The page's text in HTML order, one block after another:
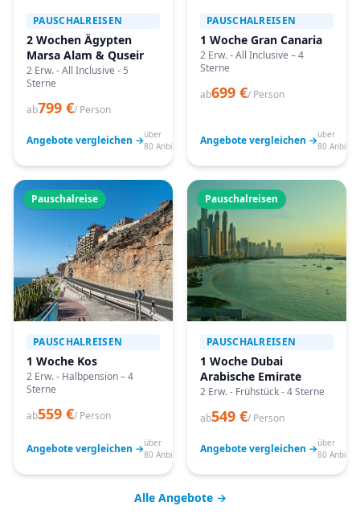
PAUSCHALREISEN
2 Wochen Ägypten
Marsa Alam & Quseir
2 Erw. - All Inclusive - 5
Sterne
ab799 €/ Person
Angebote vergleichen →über
80 Anbieter
PAUSCHALREISEN
1 Woche Gran Canaria
2 Erw. - All Inclusive – 4
Sterne
ab699 €/ Person
Angebote vergleichen →über
80
Pauschalreise
PAUSCHALREISEN
1 Woche Kos
2 Erw. - Halbpension – 4
Sterne
ab559 €/ Person
Angebote vergleichen →über
80 Anbieter
Pauschalreisen
PAUSCHALREISEN
1 Woche Dubai
Arabische Emirate
2 Erw. - Frühstück - 4 Sterne
ab549 €/ Person
Angebote vergleichen →über
80
Alle Angebote →